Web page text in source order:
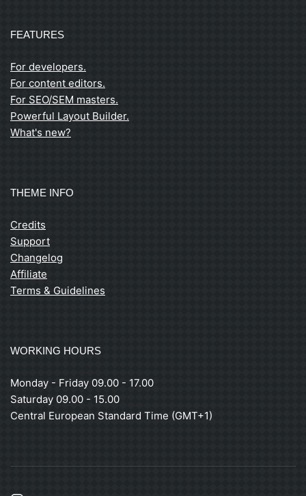
FEATURES
For developers.
For content editors.
For SEO/SEM masters.
Powerful Layout Builder.
What's new?
THEME INFO
Credits
Support
Changelog
Affiliate
Terms & Guidelines
WORKING HOURS
Monday - Friday 09.00 - 17.00
Saturday 09.00 - 15.00
Central European Standard Time (GMT+1)